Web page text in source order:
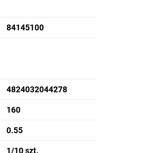
84145100
4824032044278
160
0.55
1/10 szt.